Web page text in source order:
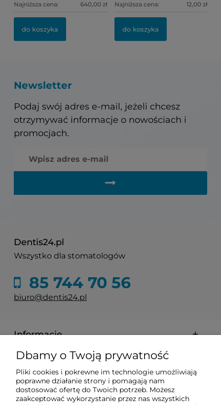
Najniższa cena: 640,00 zł
do koszyka
Najniższa cena: 12,00 zł
do koszyka
Newsletter
Podaj swój adres e-mail, jeżeli chcesz
otrzymywać informacje o nowościach i
promocjach.
Dentis24.pl
Wszystko dla stomatologów
85 744 70 56
biuro@dentis24.pl
Informacje
Zakupy
Pomoc
Dbamy o Twoją prywatność
Pliki cookies i pokrewne im technologie umożliwiają
poprawne działanie strony i pomagają nam
dostosować ofertę do Twoich potrzeb. Możesz
zaakceptować wykorzystanie przez nas wszystkich